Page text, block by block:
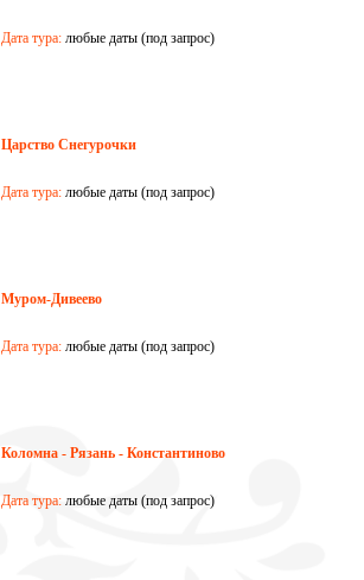
Дата тура: любые даты (под запрос)
Царство Снегурочки
Дата тура: любые даты (под запрос)
Муром-Дивеево
Дата тура: любые даты (под запрос)
Коломна - Рязань - Константиново
Дата тура: любые даты (под запрос)